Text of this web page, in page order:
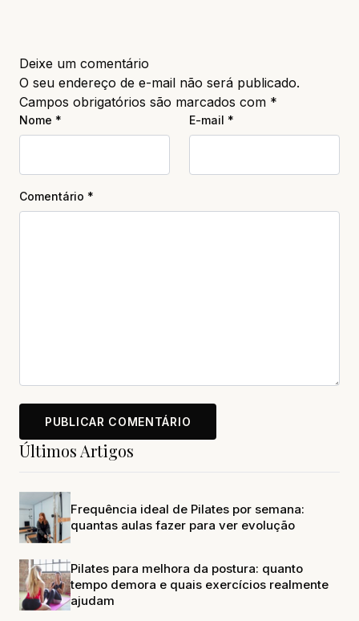
Deixe um comentário
O seu endereço de e-mail não será publicado.
Campos obrigatórios são marcados com *
Nome * E-mail *
Comentário *
Últimos Artigos
Frequência ideal de Pilates por semana:
quantas aulas fazer para ver evolução
Pilates para melhora da postura: quanto
tempo demora e quais exercícios realmente
ajudam